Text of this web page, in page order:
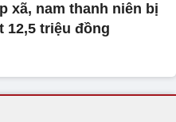
xã, nam thanh niên bị
12,5 triệu đồng